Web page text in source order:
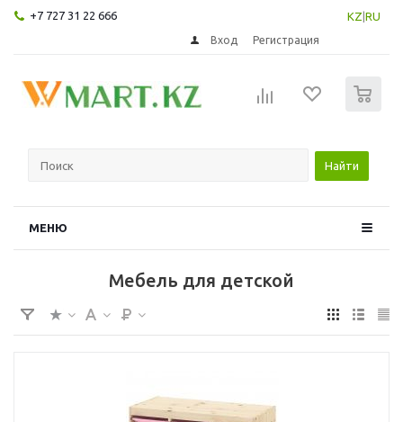
+7 727 31 22 666 KZ RU
Вход Регистрация
Найти
МЕНЮ
Мебель для детской